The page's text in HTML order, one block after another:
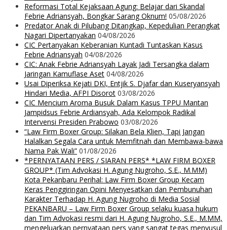
Reformasi Total Kejaksaan Agung: Belajar dari Skandal
Febrie Adriansyah, Bongkar Sarang Oknum! 05/08/2026
Predator Anak di Pilubang Ditangkap, Kepedulian Perangkat
Nagari Dipertanyakan 04/08/2026
CIC Pertanyakan Keberanian Kuntadi Tuntaskan Kasus
Febrie Adriansyah 04/08/2026
CIC: Anak Febrie Adriansyah Layak Jadi Tersangka dalam
Jaringan Kamuflase Aset 04/08/2026
Usai Diperiksa Kejati DKI, Entjik S. Djafar dan Kuseryansyah
Hindari Media, AFPI Disorot 03/08/2026
CIC Mencium Aroma Busuk Dalam Kasus TPPU Mantan
Jampidsus Febrie Ardiansyah, Ada Kelompok Radikal
Intervensi Presiden Prabowo 03/08/2026
“Law Firm Boxer Group: Silakan Bela Klien, Tapi Jangan
Halalkan Segala Cara untuk Memfitnah dan Membawa-bawa
Nama Pak Wali” 01/08/2026
*PERNYATAAN PERS / SIARAN PERS* *LAW FIRM BOXER
GROUP* (Tim Advokasi H. Agung Nugroho, S.E., M.MM)
Kota Pekanbaru Perihal: Law Firm Boxer Group Kecam
Keras Penggiringan Opini Menyesatkan dan Pembunuhan
Karakter Terhadap H. Agung Nugroho di Media Sosial
PEKANBARU – Law Firm Boxer Group selaku kuasa hukum
dan Tim Advokasi resmi dari H. Agung Nugroho, S.E., M.MM,
mengeluarkan pernyataan pers yang sangat tegas menyusul